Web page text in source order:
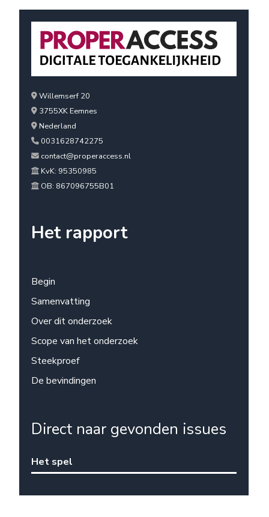
Willemserf 20
3755XK Eemnes
Nederland
0031628742275
contact@properaccess.nl
KvK: 95350985
OB: 867096755B01
Het rapport
Begin
Samenvatting
Over dit onderzoek
Scope van het onderzoek
Steekproef
De bevindingen
Direct naar gevonden issues
Het spel